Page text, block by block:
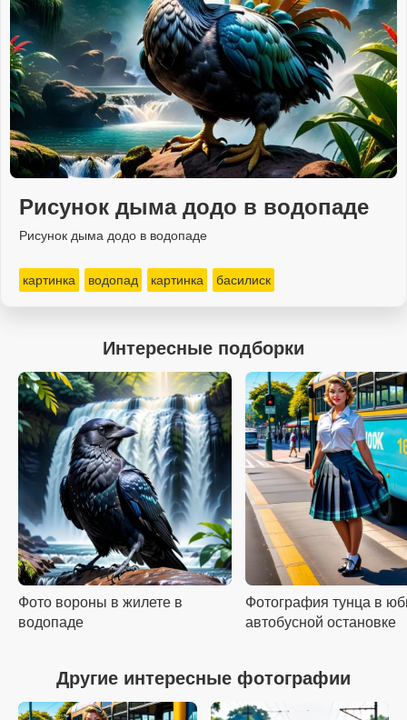
Рисунок дыма додо в водопаде
Рисунок дыма додо в водопаде
картинка водопад картинка басилиск
Интересные подборки
Фото вороны в жилете в
водопаде
Фотография тунца в
автобусной остановке
Другие интересные фотографии